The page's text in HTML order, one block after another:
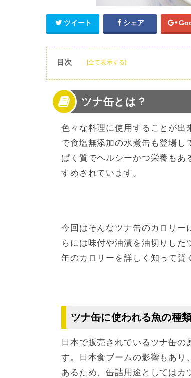
ツイート シェア
目次 [全て表示する]
3 ツナ缶の種類別カロリー比較
4 ツナ缶のカロリーや違いを理解し
ツナ缶とは？
色々な料理に使用することが出
で食塩無添加の水煮缶も登場し
ぱく質でヘルシーかつ栄養もあ
すめされています。
今回はそんなツナ缶のカロリー
らには味付や油漬を油切りし
缶のカロリーを詳しく知って賢
ツナ缶に使われる魚の種
日本で販売されているツナ缶
す。日本食ブームの影響もあり
あるため、缶詰用途としてはカ